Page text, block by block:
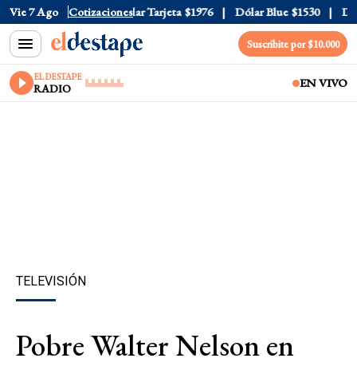
Vie 7 Ago Cotizaciones
Oficial $1520 Dólar Tarjeta $1976 Dólar Blue $1530
Suscribite por $10.000
EL DESTAPE
RADIO EN VIVO
TELEVISIÓN
Pobre Walter Nelson en